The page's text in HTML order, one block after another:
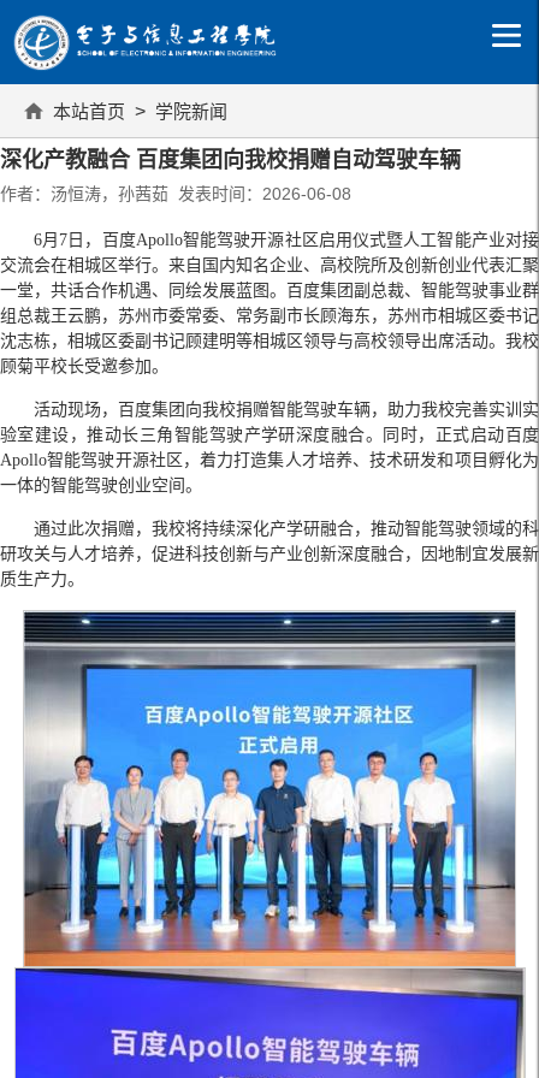
本站首页 > 学院新闻
深化产教融合 百度集团向我校捐赠自动驾驶车辆
作者：汤恒涛，孙茜茹 发表时间：2026-06-08
6⽉7⽇，百度Apollo智能驾驶开源社区启⽤仪式暨⼈⼯智能产业对接
交流会在相城区举⾏。来⾃国内知名企业、⾼校院所及创新创业代表汇聚
⼀堂，共话合作机遇、同绘发展蓝图。百度集团副总裁、智能驾驶事业群
组总裁王云鹏，苏州市委常委、常务副市⻓顾海东，苏州市相城区委书记
沈志栋，相城区委副书记顾建明等相城区领导与高校领导出席活动。我校
顾菊平校长受邀参加。
活动现场，百度集团向我校捐赠智能驾驶车辆，助力我校完善实训实
验室建设，推动长三角智能驾驶产学研深度融合。同时，正式启动百度
Apollo智能驾驶开源社区，着⼒打造集⼈才培养、技术研发和项⽬孵化为
一体的智能驾驶创业空间。
通过此次捐赠，我校将持续深化产学研融合，推动智能驾驶领域的科
研攻关与人才培养，促进科技创新与产业创新深度融合，因地制宜发展新
质生产力。